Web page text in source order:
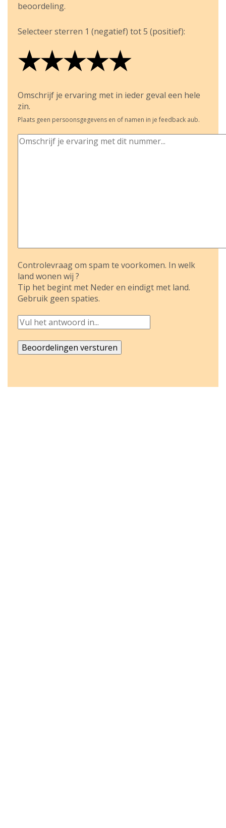
beoordeling.
Selecteer sterren 1 (negatief) tot 5 (positief):
★
★★
★★★
★★★★
★★★★★
Omschrijf je ervaring met in ieder geval een hele
zin.
Plaats geen persoonsgegevens en of namen in je feedback aub.
Controlevraag om spam te voorkomen. In welk
land wonen wij ?
Tip het begint met Neder en eindigt met land.
Gebruik geen spaties.